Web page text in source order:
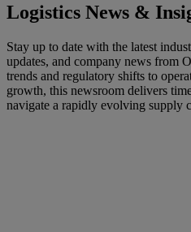
Logistics News &
Stay up to date with the latest
updates, and company news from
trends and regulatory shifts to
growth, this newsroom delivers
navigate a rapidly evolving supply